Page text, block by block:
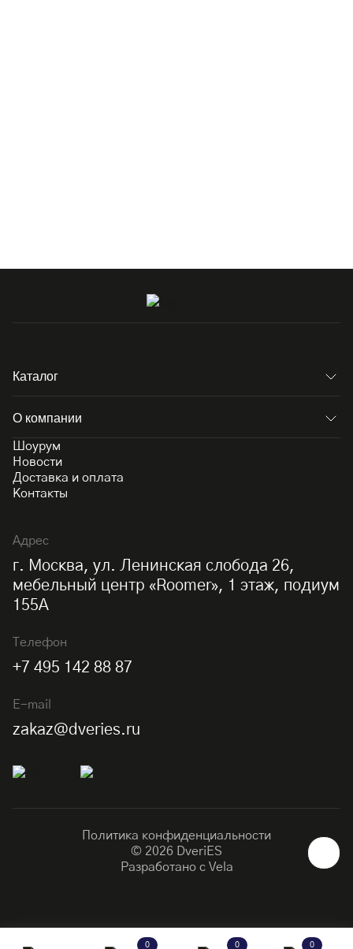
0 0 0
Каталог
О компании
Шоурум
Новости
Доставка и оплата
Контакты
Адрес
г. Москва, ул. Ленинская слобода 26,
мебельный центр «Roomer», 1 этаж, подиум
155А
Телефон
+7 495 142 88 87
E-mail
zakaz@dveries.ru
Политика конфиденциальности
© 2026 DveriES
Разработано с Vela